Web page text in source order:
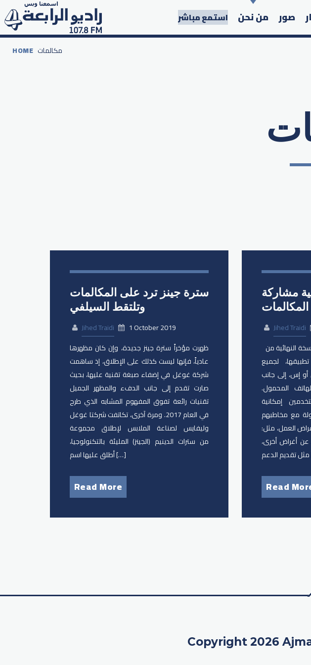
صور من نحن استمع مباشر
Search
HOME مكالمات
سترة جينز ترد على المكالمات
وتلتقط السيلفي
Jihed Traidi
1 October 2019
ظهرت مؤخراً سترة جينز جديدة، وإن كان مظهرها
عادياً، فإنها ليست كذلك على الإطلاق، إذ ساهمت
شركة غوغل في إضفاء صبغة تقنية عليها، بحيث
صارت تقدم إلى جانب الدفء والمظهر الجميل
تقنيات رائعة تفوق المفهوم المشابه الذي طرح
في العام 2017. ومرة آخرى، تكاتفت شركتا غوغل
وليفايس لصناعة الملابس لإطلاق مجموعة
من سترات الدينيم (الجينز) المليئة بالتكنولوجيا،
أطلق عليها اسم […]
Read More
مشاركة
المكالمات
Jihed Traidi
لجميع
إس، إلى جانب
المحمول.
إمكانية
مع مخاطبهم
العمل، مثل:
أغراض أخرى،
Read
Copyright 2026